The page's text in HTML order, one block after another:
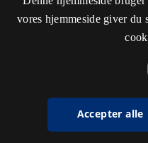
vores hjemmeside giver du
Accepter alle